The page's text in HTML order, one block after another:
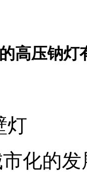
高压钠灯
灯
的发